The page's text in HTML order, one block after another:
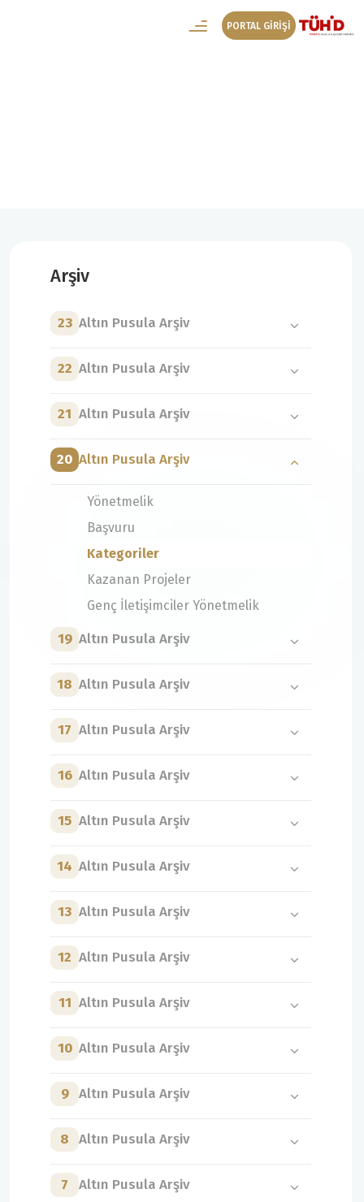
PORTAL GİRİŞİ
Arşiv
23 Altın Pusula Arşiv
22 Altın Pusula Arşiv
21 Altın Pusula Arşiv
20 Altın Pusula Arşiv
Yönetmelik
Başvuru
Kategoriler
Kazanan Projeler
Genç İletişimciler Yönetmelik
19 Altın Pusula Arşiv
18 Altın Pusula Arşiv
17 Altın Pusula Arşiv
16 Altın Pusula Arşiv
15 Altın Pusula Arşiv
14 Altın Pusula Arşiv
13 Altın Pusula Arşiv
12 Altın Pusula Arşiv
11 Altın Pusula Arşiv
10 Altın Pusula Arşiv
9 Altın Pusula Arşiv
8 Altın Pusula Arşiv
7 Altın Pusula Arşiv